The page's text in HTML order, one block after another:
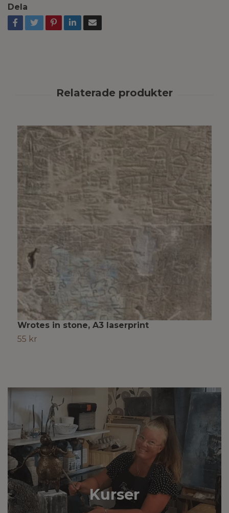
Kurser
Dela
Wrotes in stone, A3 laserprint
55 kr